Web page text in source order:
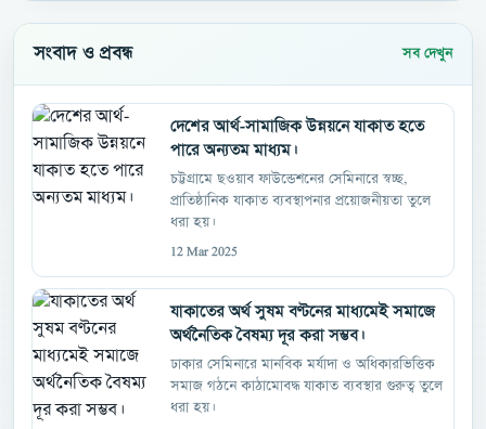
সংবাদ ও প্রবন্ধ সব দেখুন
দেশের আর্থ-সামাজিক উন্নয়নে যাকাত হতে
পারে অন্যতম মাধ্যম।
চট্টগ্রামে ছওয়াব ফাউন্ডেশনের সেমিনারে স্বচ্ছ,
প্রাতিষ্ঠানিক যাকাত ব্যবস্থাপনার প্রয়োজনীয়তা তুলে
ধরা হয়।
12 Mar 2025
যাকাতের অর্থ সুষম বণ্টনের মাধ্যমেই সমাজে
অর্থনৈতিক বৈষম্য দূর করা সম্ভব।
ঢাকার সেমিনারে মানবিক মর্যাদা ও অধিকারভিত্তিক
সমাজ গঠনে কাঠামোবদ্ধ যাকাত ব্যবস্থার গুরুত্ব তুলে
ধরা হয়।